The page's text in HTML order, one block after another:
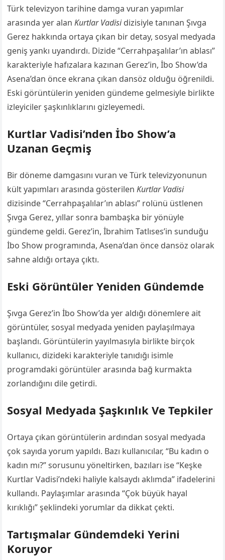
Türk televizyon tarihine damga vuran yapımlar
arasında yer alanKurtlar Vadisidizisiyle tanınan Şıvga
Gerez hakkında ortaya çıkan bir detay, sosyal medyada
geniş yankı uyandırdı. Dizide “Cerrahpaşalılar’ın ablası”
karakteriyle hafızalara kazınan Gerez’in, İbo Show’da
Asena’dan önce ekrana çıkan dansöz olduğu öğrenildi.
Eski görüntülerin yeniden gündeme gelmesiyle birlikte
izleyiciler şaşkınlıklarını gizleyemedi.
Kurtlar Vadisi’nden İbo Show’a
Uzanan Geçmiş
Bir döneme damgasını vuran ve Türk televizyonunun
kült yapımları arasında gösterilenKurtlar Vadisi
dizisinde “Cerrahpaşalılar’ın ablası” rolünü üstlenen
Şıvga Gerez, yıllar sonra bambaşka bir yönüyle
gündeme geldi. Gerez’in, İbrahim Tatlıses’in sunduğu
İbo Show programında, Asena’dan önce dansöz olarak
sahne aldığı ortaya çıktı.
Eski Görüntüler Yeniden Gündemde
Şıvga Gerez’in İbo Show’da yer aldığı dönemlere ait
görüntüler, sosyal medyada yeniden paylaşılmaya
başlandı. Görüntülerin yayılmasıyla birlikte birçok
kullanıcı, dizideki karakteriyle tanıdığı isimle
programdaki görüntüler arasında bağ kurmakta
zorlandığını dile getirdi.
Sosyal Medyada Şaşkınlık Ve Tepkiler
Ortaya çıkan görüntülerin ardından sosyal medyada
çok sayıda yorum yapıldı. Bazı kullanıcılar, “Bu kadın o
kadın mı?” sorusunu yöneltirken, bazıları ise “Keşke
Kurtlar Vadisi’ndeki haliyle kalsaydı aklımda” ifadelerini
kullandı. Paylaşımlar arasında “Çok büyük hayal
kırıklığı” şeklindeki yorumlar da dikkat çekti.
Tartışmalar Gündemdeki Yerini
Koruyor